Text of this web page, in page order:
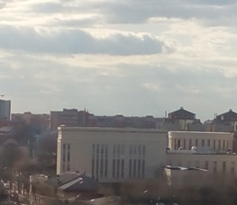
Перейти к основному содержанию